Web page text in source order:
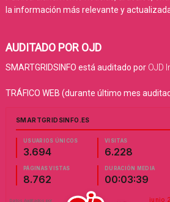
la información más relevante y
AUDITADO POR OJD
SMARTGRIDSINFO está auditado por OJD
TRÁFICO WEB (durante último mes